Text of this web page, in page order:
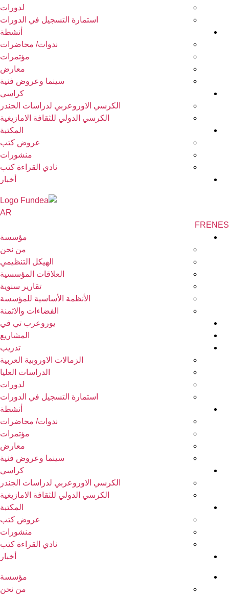
لدورات
استمارة التسجيل في الدورات
أنشطة
ندوات/ محاضرات
مؤتمرات
معارض
سينما وعروض فنية
كراسي
الكرسي الاوروعربي لدراسات الجندر
الكرسي الدولي للثقافة الامازيغية
المكتبة
عروض كتب
منشورات
نادي القراءة كتب
أخبار
AR
EN
FR
مؤسسة
من نحن
الهيكل التنظيمي
العلاقات المؤسسية
تقارير سنوية
الأنظمة الأساسية للمؤسسة
الفضاءات والاثمنة
يوروعرب تي في
المشاريع
تدريب
الزمالات الاوروبية العربية
الدراسات العليا
لدورات
استمارة التسجيل في الدورات
أنشطة
ندوات/ محاضرات
مؤتمرات
معارض
سينما وعروض فنية
كراسي
الكرسي الاوروعربي لدراسات الجندر
الكرسي الدولي للثقافة الامازيغية
المكتبة
عروض كتب
منشورات
نادي القراءة كتب
أخبار
مؤسسة
من نحن